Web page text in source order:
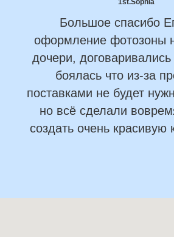
Большое спасибо
оформление фотозоны
дочери,
боялась что из-за
поставками не будет
но всё сделали
создать очень красивую